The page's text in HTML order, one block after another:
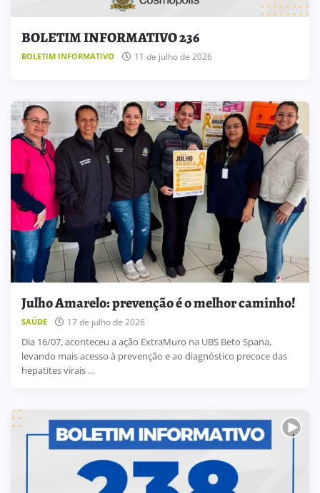
BOLETIM INFORMATIVO 236
BOLETIM INFORMATIVO 11 de julho de 2026
Julho Amarelo: prevenção é o melhor caminho!
SAÚDE 17 de julho de 2026
Dia 16/07, aconteceu a ação ExtraMuro na UBS Beto Spana,
levando mais acesso à prevenção e ao diagnóstico precoce das
hepatites virais ...